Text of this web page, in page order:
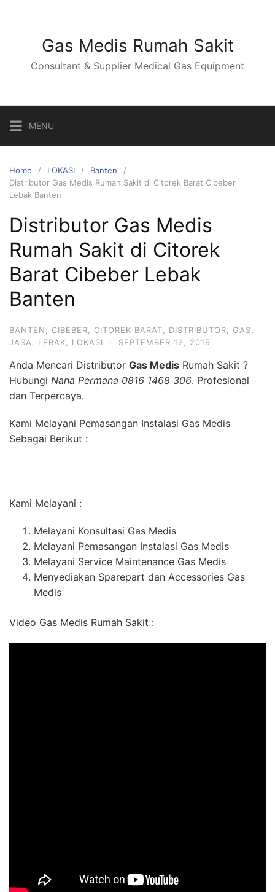
Gas Medis Rumah Sakit
Consultant & Supplier Medical Gas Equipment
MENU
Home LOKASI
Banten
Distributor Gas Medis Rumah Sakit di Citorek Barat Cibeber
Lebak Banten
Distributor Gas Medis
Rumah Sakit di Citorek
Barat Cibeber Lebak
Banten
BANTEN CIBEBER CITOREK BARAT DISTRIBUTOR GAS
JASA
LEBAK LOKASI · SEPTEMBER 12, 2019
Anda Mencari Distributor Gas Medis Rumah Sakit ?
Hubungi Nana Permana 0816 1468 306. Profesional
dan Terpercaya.
Kami Melayani Pemasangan Instalasi Gas Medis
Sebagai Berikut :
Kami Melayani :
Melayani Konsultasi Gas Medis
Melayani Pemasangan Instalasi Gas Medis
Melayani Service Maintenance Gas Medis
Menyediakan Sparepart dan Accessories Gas
Medis
Video Gas Medis Rumah Sakit :